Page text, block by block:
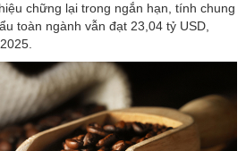
chững lại trong ngắn hạn, tính chung
toàn ngành vẫn đạt 23,04 tỷ USD,